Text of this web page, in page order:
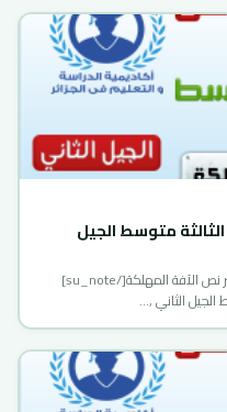
متوسط الجيل
[su_note note_color=”#53defb”]تحضير نص الآفة المهلكة[/su_note]
الجيل الثاني ,…